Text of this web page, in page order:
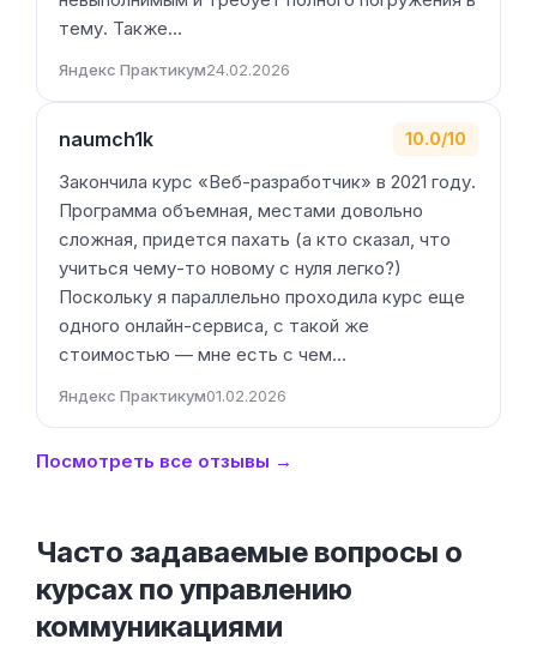
тему. Также…
Яндекс Практикум24.02.2026
naumch1k 10.0/10
Закончила курс «Веб-разработчик» в 2021 году.
Программа объемная, местами довольно
сложная, придется пахать (а кто сказал, что
учиться чему-то новому с нуля легко?)
Поскольку я параллельно проходила курс еще
одного онлайн-сервиса, с такой же
стоимостью — мне есть с чем…
Яндекс Практикум01.02.2026
Посмотреть все отзывы →
Часто задаваемые вопросы о
курсах по управлению
коммуникациями